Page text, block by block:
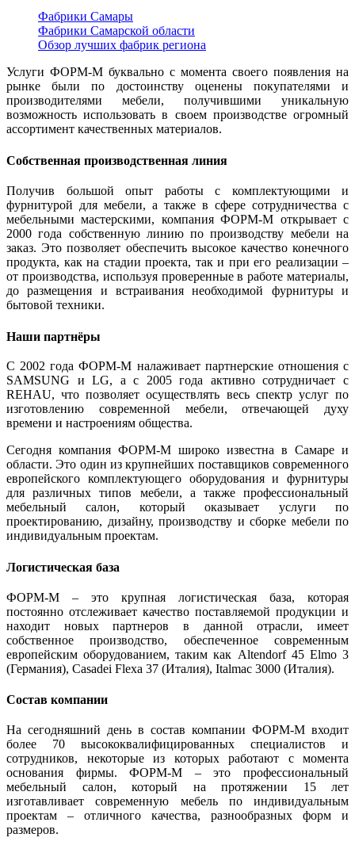
Фабрики Самары
Фабрики Самарской области
Обзор лучших фабрик региона
Услуги ФОРМ-М буквально с момента своего появления на
рынке были по достоинству оценены покупателями и
производителями мебели, получившими уникальную
возможность использовать в своем производстве огромный
ассортимент качественных материалов.
Собственная производственная линия
Получив большой опыт работы с комплектующими и
фурнитурой для мебели, а также в сфере сотрудничества с
мебельными мастерскими, компания ФОРМ-М открывает с
2000 года собственную линию по производству мебели на
заказ. Это позволяет обеспечить высокое качество конечного
продукта, как на стадии проекта, так и при его реализации –
от производства, используя проверенные в работе материалы,
до размещения и встраивания необходимой фурнитуры и
бытовой техники.
Наши партнёры
С 2002 года ФОРМ-М налаживает партнерские отношения с
SAMSUNG и LG, а с 2005 года активно сотрудничает с
REHAU, что позволяет осуществлять весь спектр услуг по
изготовлению современной мебели, отвечающей духу
времени и настроениям общества.
Сегодня компания ФОРМ-М широко известна в Самаре и
области. Это один из крупнейших поставщиков современного
европейского комплектующего оборудования и фурнитуры
для различных типов мебели, а также профессиональный
мебельный салон, который оказывает услуги по
проектированию, дизайну, производству и сборке мебели по
индивидуальным проектам.
Логистическая база
ФОРМ-М – это крупная логистическая база, которая
постоянно отслеживает качество поставляемой продукции и
находит новых партнеров в данной отрасли, имеет
собственное производство, обеспеченное современным
европейским оборудованием, таким как Altendorf 45 Elmo 3
(Германия), Casadei Flexa 37 (Италия), Italmac 3000 (Италия).
Состав компании
На сегодняшний день в состав компании ФОРМ-М входит
более 70 высококвалифицированных специалистов и
сотрудников, некоторые из которых работают с момента
основания фирмы. ФОРМ-М – это профессиональный
мебельный салон, который на протяжении 15 лет
изготавливает современную мебель по индивидуальным
проектам – отличного качества, разнообразных форм и
размеров.